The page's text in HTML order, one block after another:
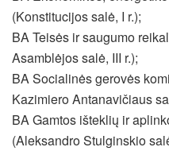
(Konstitucijos salė, I r.);
BA Teisės ir saugumo
Asamblėjos salė, III r.);
BA Socialinės gerovės
Kazimiero Antanavičiaus
BA Gamtos išteklių ir
(Aleksandro Stulginskio